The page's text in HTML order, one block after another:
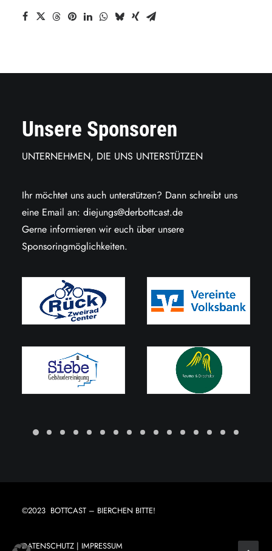
Unsere Sponsoren
UNTERNEHMEN, DIE UNS UNTERSTÜTZEN
Ihr möchtet uns auch unterstützen? Dann schreibt uns
eine Email an: diejungs@derbottcast.de
Gerne informieren wir euch über unsere
Sponsoringmöglichkeiten.
©2023 BOTTCAST – BIERCHEN BITTE!
DATENSCHUTZ | IMPRESSUM